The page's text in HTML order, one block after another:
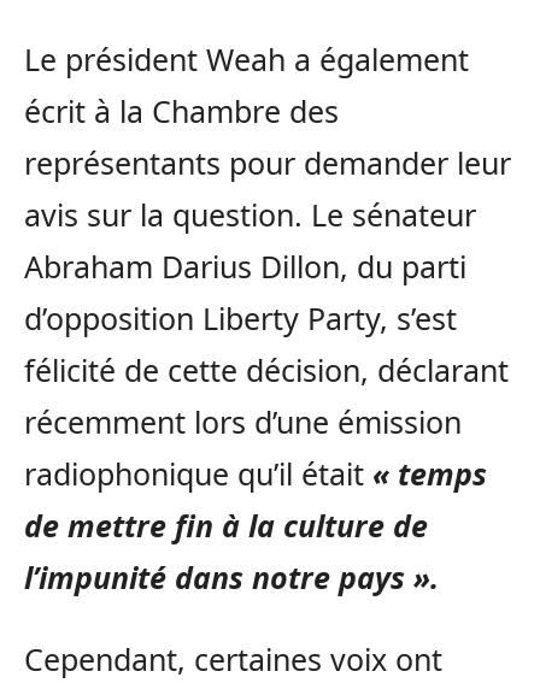
Le président Weah a également
écrit à la Chambre des
représentants pour demander leur
avis sur la question. Le sénateur
Abraham Darius Dillon, du parti
d’opposition Liberty Party, s’est
félicité de cette décision, déclarant
récemment lors d’une émission
radiophonique qu’il était « temps
de mettre fin à la culture de
l’impunité dans notre pays ».
Cependant, certaines voix ont